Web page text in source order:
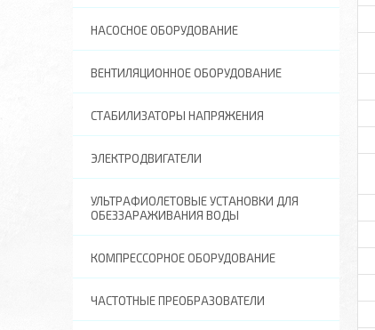
НАСОСНОЕ ОБОРУДОВАНИЕ
ВЕНТИЛЯЦИОННОЕ ОБОРУДОВАНИЕ
СТАБИЛИЗАТОРЫ НАПРЯЖЕНИЯ
ЭЛЕКТРОДВИГАТЕЛИ
УЛЬТРАФИОЛЕТОВЫЕ УСТАНОВКИ ДЛЯ
ОБЕЗЗАРАЖИВАНИЯ ВОДЫ
КОМПРЕССОРНОЕ ОБОРУДОВАНИЕ
ЧАСТОТНЫЕ ПРЕОБРАЗОВАТЕЛИ